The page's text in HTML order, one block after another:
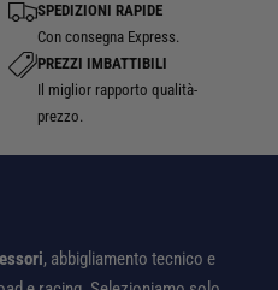
SPEDIZIONI RAPIDE
Con consegna Express.
PREZZI IMBATTIBILI
Il miglior rapporto qualità-
prezzo.
, abbigliamento tecnico e